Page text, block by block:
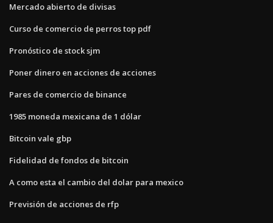
Mercado abierto de divisas
Curso de comercio de perros top pdf
Pronóstico de stock sjm
Poner dinero en acciones de acciones
Pares de comercio de binance
1985 moneda mexicana de 1 dólar
Bitcoin vale gbp
Fidelidad de fondos de bitcoin
A como esta el cambio del dolar para mexico
Previsión de acciones de rfp